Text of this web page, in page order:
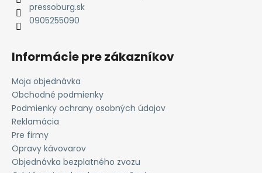
pressoburg.sk
0905255090
Informácie pre zákazníkov
Moja objednávka
Obchodné podmienky
Podmienky ochrany osobných údajov
Reklamácia
Pre firmy
Opravy kávovarov
Objednávka bezplatného zvozu